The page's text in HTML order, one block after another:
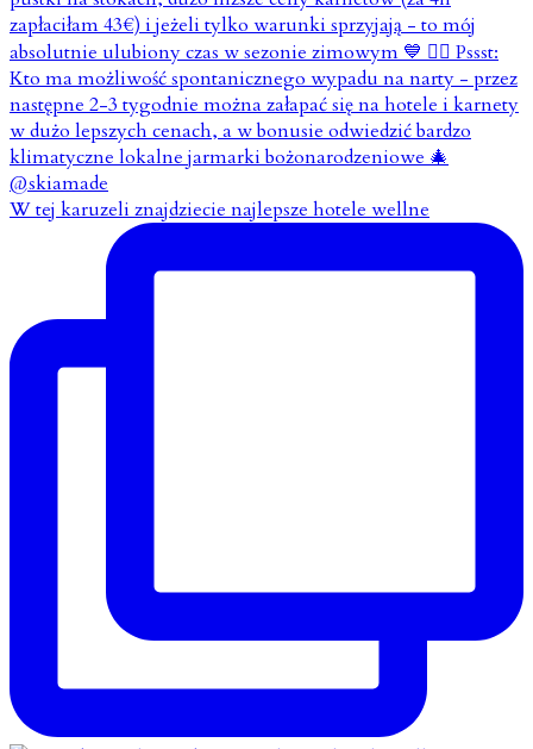
W tej karuzeli znajdziecie najlepsze hotele wellne